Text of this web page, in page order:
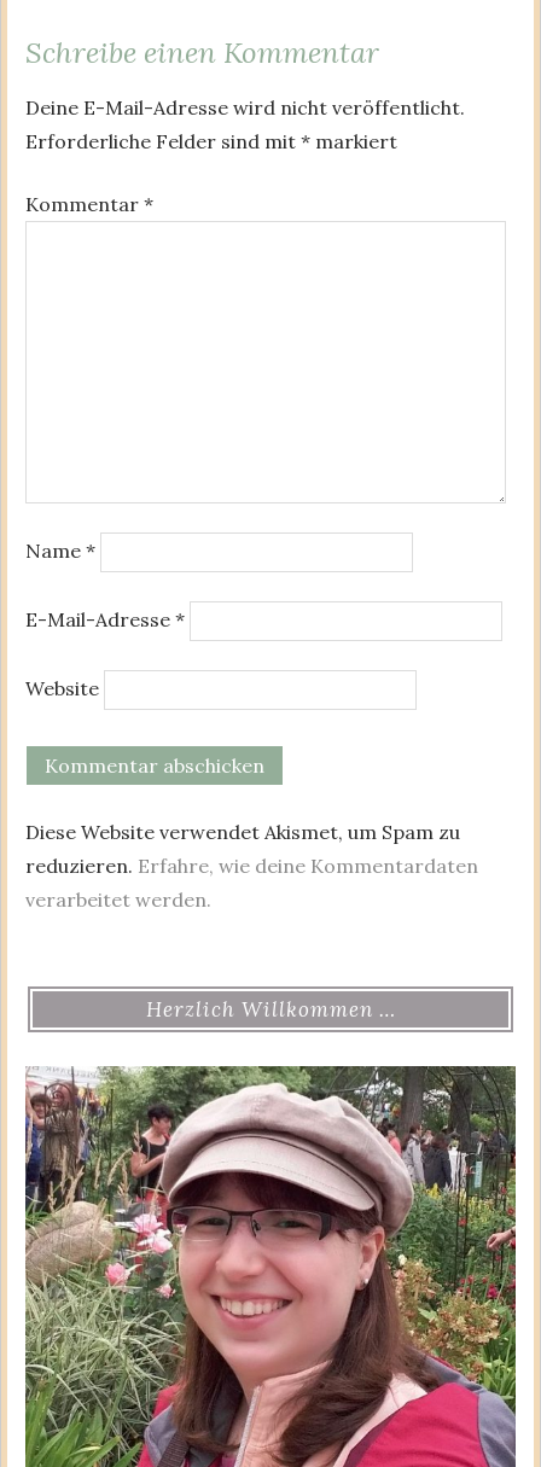
Schreibe einen Kommentar
Deine E-Mail-Adresse wird nicht veröffentlicht.
Erforderliche Felder sind mit * markiert
Kommentar *
Name *
E-Mail-Adresse *
Website
Diese Website verwendet Akismet, um Spam zu
reduzieren. Erfahre, wie deine Kommentardaten
verarbeitet werden.
Herzlich Willkommen …